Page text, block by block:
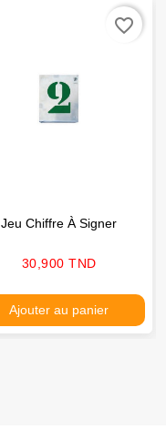
Jeu Chiffre À Signer
Prix
30,900 TND
Ajouter au panier
favorite_border